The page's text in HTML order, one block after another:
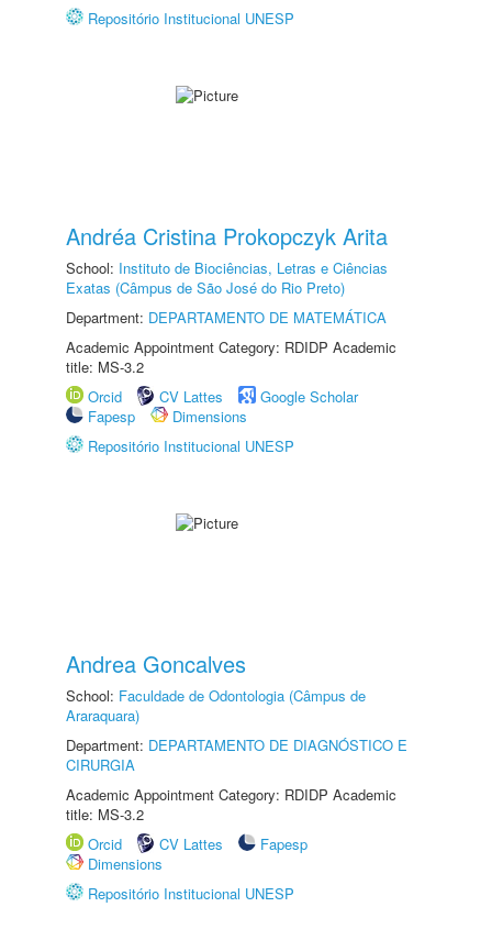
Repositório Institucional UNESP
Andréa Cristina Prokopczyk Arita
School: Instituto de Biociências, Letras e Ciências
Exatas (Câmpus de São José do Rio Preto)
Department: DEPARTAMENTO DE MATEMÁTICA
Academic Appointment Category: RDIDP Academic
title: MS-3.2
Orcid
CV Lattes
Google Scholar
Fapesp
Dimensions
Repositório Institucional UNESP
Andrea Goncalves
School: Faculdade de Odontologia (Câmpus de
Araraquara)
Department: DEPARTAMENTO DE DIAGNÓSTICO E
CIRURGIA
Academic Appointment Category: RDIDP Academic
title: MS-3.2
Orcid
CV Lattes
Fapesp
Dimensions
Repositório Institucional UNESP